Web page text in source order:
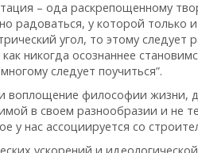
– ода раскрепощенному
радоваться, у которой только
угол, то этому следует
никогда осознаннее
следует поучиться”.
воплощение философии жизни,
в своем разнообразии и не
у нас ассоциируется со